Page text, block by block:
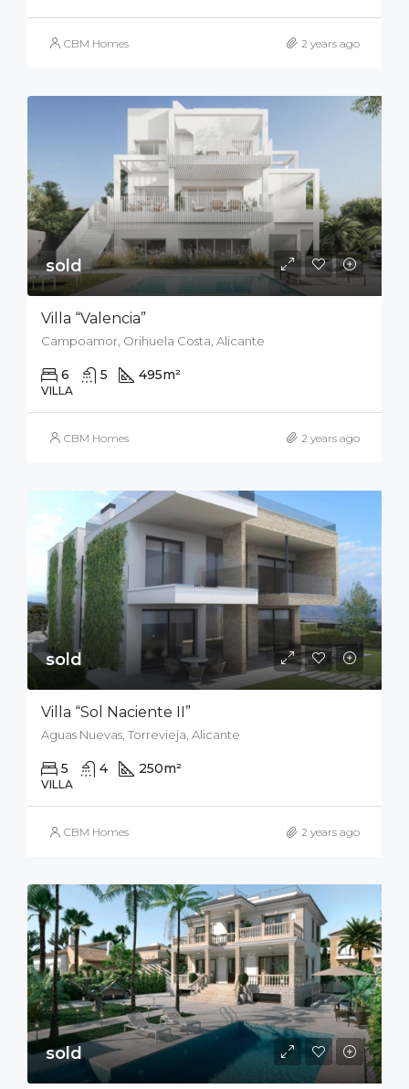
CBM Homes 2 years ago
sold
Villa “Valencia”
Campoamor, Orihuela Costa, Alicante
6 5 495m²
VILLA
CBM Homes 2 years ago
sold
Villa “Sol Naciente II”
Aguas Nuevas, Torrevieja, Alicante
5 4 250m²
VILLA
CBM Homes 2 years ago
sold